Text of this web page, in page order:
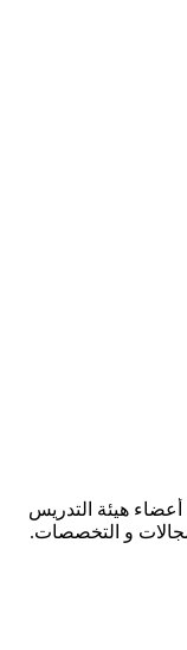
هيئة التدريس
و التخصصات.